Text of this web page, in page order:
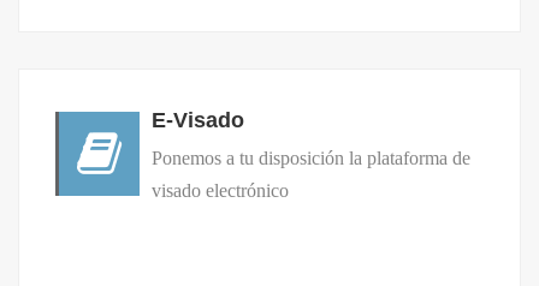
E-Visado
Ponemos a tu disposición la plataforma de
visado electrónico